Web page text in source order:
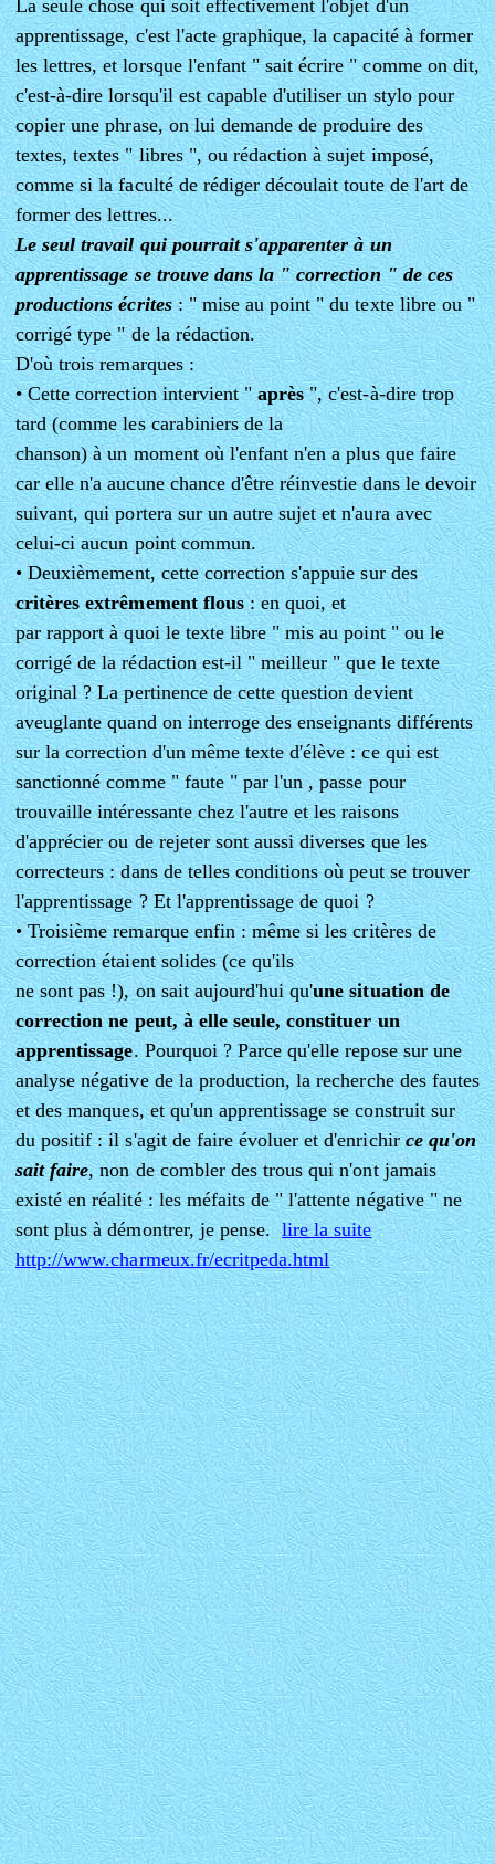
La seule chose qui soit effectivement l'objet d'un
apprentissage, c'est l'acte graphique, la capacité à former
les lettres, et lorsque l'enfant " sait écrire " comme on dit,
c'est-à-dire lorsqu'il est capable d'utiliser un stylo pour
copier une phrase, on lui demande de produire des
textes, textes " libres ", ou rédaction à sujet imposé,
comme si la faculté de rédiger découlait toute de l'art de
former des lettres...
Le seul travail qui pourrait s'apparenter à un
apprentissage se trouve dans la " correction " de ces
productions écrites: " mise au point " du texte libre ou "
corrigé type " de la rédaction.
D'où trois remarques :
• Cette correction intervient "après", c'est-à-dire trop
tard (comme les carabiniers de la
chanson) à un moment où l'enfant n'en a plus que faire
car elle n'a aucune chance d'être réinvestie dans le devoir
suivant, qui portera sur un autre sujet et n'aura avec
celui-ci aucun point commun.
• Deuxièmement, cette correction s'appuie sur des
critères extrêmement flous: en quoi, et
par rapport à quoi le texte libre " mis au point " ou le
corrigé de la rédaction est-il " meilleur " que le texte
original ? La pertinence de cette question devient
aveuglante quand on interroge des enseignants différents
sur la correction d'un même texte d'élève : ce qui est
sanctionné comme " faute " par l'un , passe pour
trouvaille intéressante chez l'autre et les raisons
d'apprécier ou de rejeter sont aussi diverses que les
correcteurs : dans de telles conditions où peut se trouver
l'apprentissage ? Et l'apprentissage de quoi ?
• Troisième remarque enfin : même si les critères de
correction étaient solides (ce qu'ils
ne sont pas !), on sait aujourd'hui qu'une situation de
correction ne peut, à elle seule, constituer un
apprentissage. Pourquoi ? Parce qu'elle repose sur une
analyse négative de la production, la recherche des fautes
et des manques, et qu'un apprentissage se construit sur
du positif : il s'agit de faire évoluer et d'enrichirce qu'on
sait faire, non de combler des trous qui n'ont jamais
existé en réalité : les méfaits de " l'attente négative " ne
sont plus à démontrer, je pense.lire la suite
http://www.charmeux.fr/ecritpeda.html